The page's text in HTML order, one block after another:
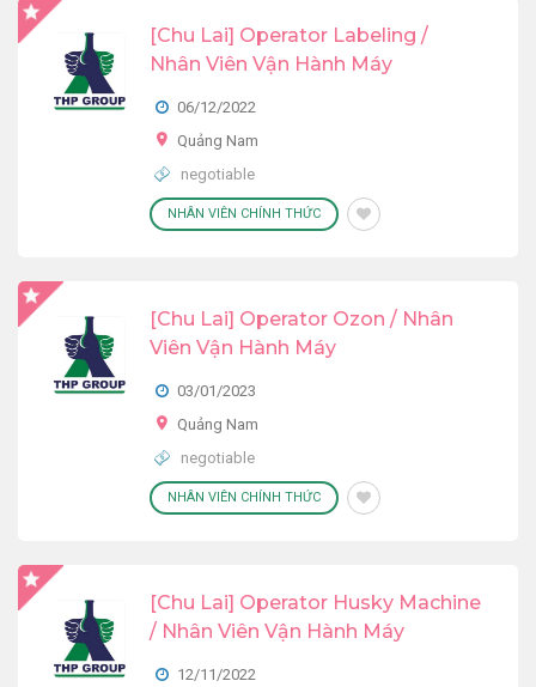
[Chu Lai] Operator Labeling /
Nhân Viên Vận Hành Máy
06/12/2022
Quảng Nam
negotiable
NHÂN VIÊN CHÍNH THỨC
[Chu Lai] Operator Ozon / Nhân
Viên Vận Hành Máy
03/01/2023
Quảng Nam
negotiable
NHÂN VIÊN CHÍNH THỨC
[Chu Lai] Operator Husky Machine
/ Nhân Viên Vận Hành Máy
12/11/2022